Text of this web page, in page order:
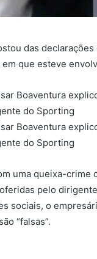
das
que esteve
Boaventura
do Sporting
Boaventura
do Sporting
uma queixa-
pelo
sociais, o
“falsas”.